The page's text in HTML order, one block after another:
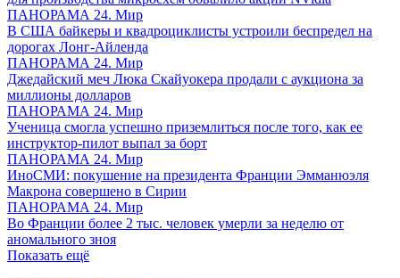
ПАНОРАМА 24. Мир
В США байкеры и квадроциклисты устроили беспредел на
дорогах Лонг-Айленда
ПАНОРАМА 24. Мир
Джедайский меч Люка Скайуокера продали с аукциона за
миллионы долларов
ПАНОРАМА 24. Мир
Ученица смогла успешно приземлиться после того, как ее
инструктор-пилот выпал за борт
ПАНОРАМА 24. Мир
ИноСМИ: покушение на президента Франции Эмманюэля
Макрона совершено в Сирии
ПАНОРАМА 24. Мир
Во Франции более 2 тыс. человек умерли за неделю от
аномального зноя
Показать ещё